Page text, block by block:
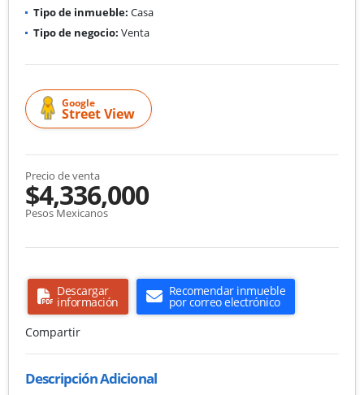
Tipo de inmueble: Casa
Tipo de negocio: Venta
Google
Street View
Precio de venta
$4,336,000
Pesos Mexicanos
Descargar
información
Recomendar inmueble
por correo electrónico
Compartir
Descripción Adicional